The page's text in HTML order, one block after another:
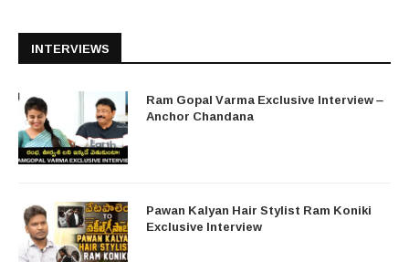
INTERVIEWS
Ram Gopal Varma Exclusive Interview –
Anchor Chandana
Pawan Kalyan Hair Stylist Ram Koniki
Exclusive Interview